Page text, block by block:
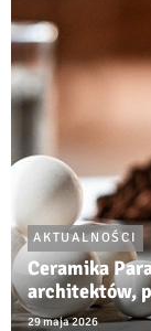
AKTUALNOŚCI
Ceramika
architektów,
29 maja 2026